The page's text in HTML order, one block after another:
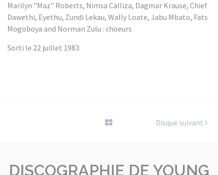
Marilyn "Maz" Roberts, Nimsa Calliza, Dagmar Krause, Chief
Dawethi, Eyethu, Zundi Lekau, Wally Loate, Jabu Mbato, Fats
Mogoboya and Norman Zulu : choeurs
Sorti le 22 juillet 1983
Disque suivant
DISCOGRAPHIE DE YOUNG